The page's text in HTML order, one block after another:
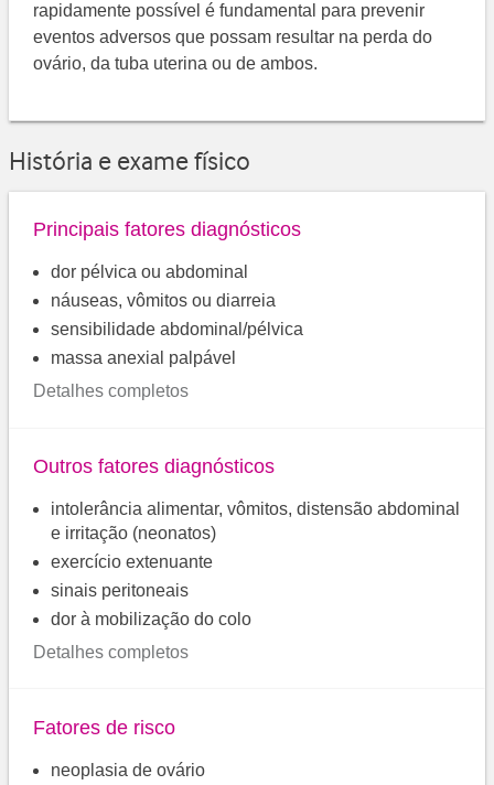
rapidamente possível é fundamental para prevenir
eventos adversos que possam resultar na perda do
ovário, da tuba uterina ou de ambos.
História e exame físico
Principais fatores diagnósticos
dor pélvica ou abdominal
náuseas, vômitos ou diarreia
sensibilidade abdominal/pélvica
massa anexial palpável
Detalhes completos
Outros fatores diagnósticos
intolerância alimentar, vômitos, distensão abdominal
e irritação (neonatos)
exercício extenuante
sinais peritoneais
dor à mobilização do colo
Detalhes completos
Fatores de risco
neoplasia de ovário